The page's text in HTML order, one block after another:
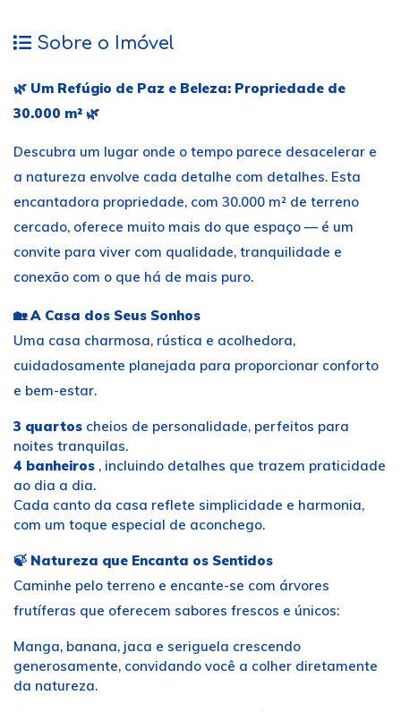
Sobre o Imóvel
🌿 Um Refúgio de Paz e Beleza: Propriedade de
30.000 m² 🌿
Descubra um lugar onde o tempo parece desacelerar e
a natureza envolve cada detalhe com detalhes. Esta
encantadora propriedade, com 30.000 m² de terreno
cercado, oferece muito mais do que espaço — é um
convite para viver com qualidade, tranquilidade e
conexão com o que há de mais puro.
🏡A Casa dos Seus Sonhos
Uma casa charmosa, rústica e acolhedora,
cuidadosamente planejada para proporcionar conforto
e bem-estar.
3 quartos cheios de personalidade, perfeitos para
noites tranquilas.
4 banheiros , incluindo detalhes que trazem praticidade
ao dia a dia.
Cada canto da casa reflete simplicidade e harmonia,
com um toque especial de aconchego.
🍃 Natureza que Encanta os Sentidos
Caminhe pelo terreno e encante-se com árvores
frutíferas que oferecem sabores frescos e únicos:
Manga, banana, jaca e seriguela crescendo
generosamente, convidando você a colher diretamente
da natureza.